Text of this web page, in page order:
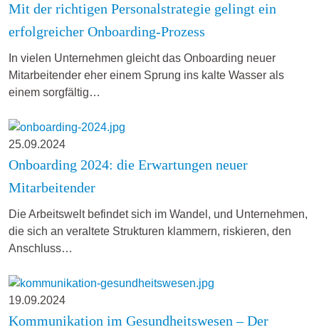
Mit der richtigen Personalstrategie gelingt ein
erfolgreicher Onboarding-Prozess
In vielen Unternehmen gleicht das Onboarding neuer
Mitarbeitender eher einem Sprung ins kalte Wasser als
einem sorgfältig…
25.09.2024
Onboarding 2024: die Erwartungen neuer
Mitarbeitender
Die Arbeitswelt befindet sich im Wandel, und Unternehmen,
die sich an veraltete Strukturen klammern, riskieren, den
Anschluss…
19.09.2024
Kommunikation im Gesundheitswesen – Der